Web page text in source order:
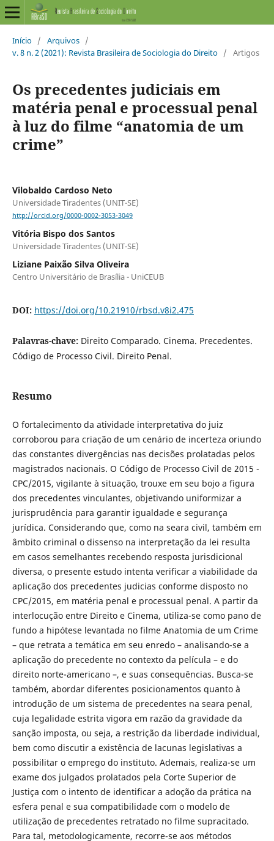
Início / Arquivos /
v. 8 n. 2 (2021): Revista Brasileira de Sociologia do Direito / Artigos
Os precedentes judiciais em
matéria penal e processual penal
à luz do filme “anatomia de um
crime”
Vilobaldo Cardoso Neto
Universidade Tiradentes (UNIT-SE)
http://orcid.org/0000-0002-3053-3049
Vitória Bispo dos Santos
Universidade Tiradentes (UNIT-SE)
Liziane Paixão Silva Oliveira
Centro Universitário de Brasília - UniCEUB
DOI: https://doi.org/10.21910/rbsd.v8i2.475
Palavras-chave: Direito Comparado. Cinema. Precedentes.
Código de Processo Civil. Direito Penal.
Resumo
O fortalecimento da atividade interpretativa do juiz
corroborou para criação de um cenário de incerteza oriundo
das constantes divergências nas decisões prolatadas pelos
magistrados nacionais. O Código de Processo Civil de 2015 -
CPC/2015, vigilante à situação, trouxe em seu bojo a figura
dos precedentes vinculantes, objetivando uniformizar a
jurisprudência para garantir igualdade e segurança
jurídica. Considerando que, como na seara civil, também em
âmbito criminal o dissenso na interpretação da lei resulta
em casos semelhantes recebendo resposta jurisdicional
diversa, o presente estudo intenta verificar a viabilidade da
aplicação dos precedentes judicias conforme disposto no
CPC/2015, em matéria penal e processual penal. A partir da
interlocução entre Direito e Cinema, utiliza-se como pano de
fundo a hipótese levantada no filme Anatomia de um Crime
– que retrata a temática em seu enredo – analisando-se a
aplicação do precedente no contexto da película – e do
direito norte-americano –, e suas consequências. Busca-se
também, abordar diferentes posicionamentos quanto à
introdução de um sistema de precedentes na seara penal,
cuja legalidade estrita vigora em razão da gravidade da
sanção imposta, ou seja, a restrição da liberdade individual,
bem como discutir a existência de lacunas legislativas a
possibilitar o emprego do instituto. Ademais, realiza-se um
exame dos julgados prolatados pela Corte Superior de
Justiça com o intento de identificar a adoção da prática na
esfera penal e sua compatibilidade com o modelo de
utilização de precedentes retratado no filme supracitado.
Para tal, metodologicamente, recorre-se aos métodos